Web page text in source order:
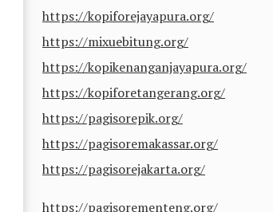
https://kopiforejayapura.org/
https://mixuebitung.org/
https://kopikenanganjayapura.org/
https://kopiforetangerang.org/
https://pagisorepik.org/
https://pagisoremakassar.org/
https://pagisorejakarta.org/
https://pagisorementeng.org/